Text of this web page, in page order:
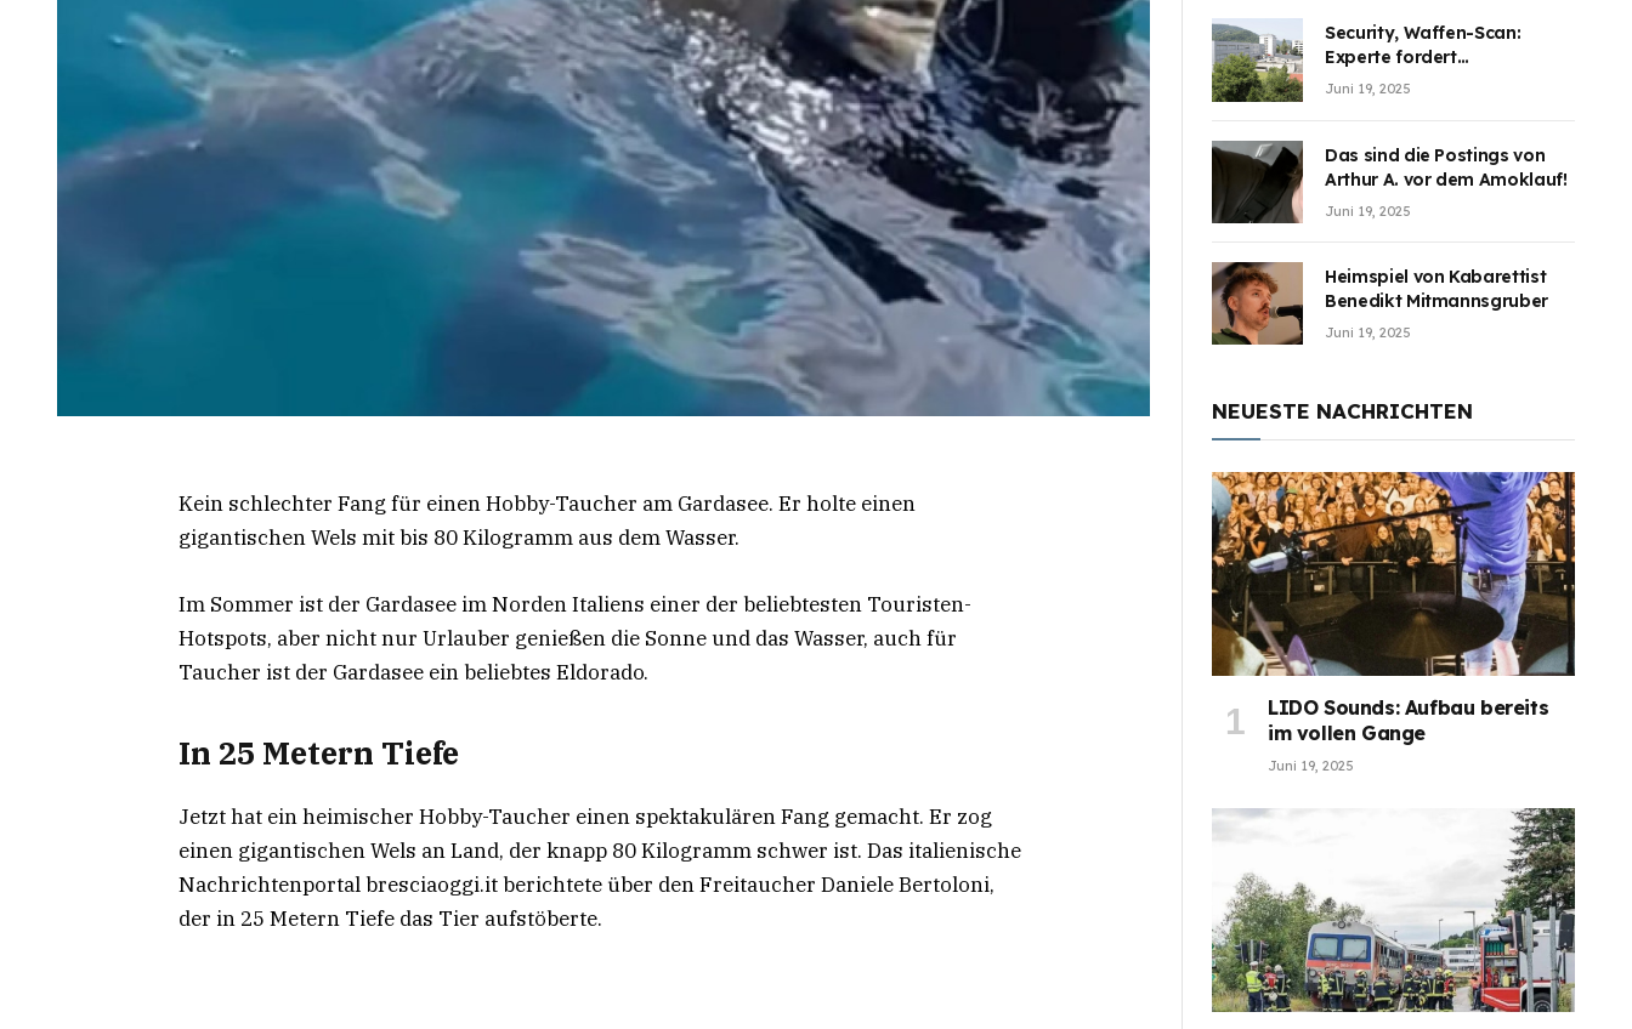
Kein schlechter Fang für einen Hobby-Taucher am Gardasee. Er holte einen
gigantischen Wels mit bis 80 Kilogramm aus dem Wasser.
Im Sommer ist der Gardasee im Norden Italiens einer der beliebtesten Touristen-
Hotspots, aber nicht nur Urlauber genießen die Sonne und das Wasser, auch für
Taucher ist der Gardasee ein beliebtes Eldorado.
In 25 Metern Tiefe
Jetzt hat ein heimischer Hobby-Taucher einen spektakulären Fang gemacht. Er zog
einen gigantischen Wels an Land, der knapp 80 Kilogramm schwer ist. Das italienische
Nachrichtenportal bresciaoggi.it berichtete über den Freitaucher Daniele Bertoloni,
der in 25 Metern Tiefe das Tier aufstöberte.
Security, Waffen-Scan:
Experte fordert
Sicherheitsdiskussion an
Juni 19, 2025
Das sind die Postings von
Arthur A. vor dem Amoklauf!
Juni 19, 2025
Heimspiel von Kabarettist
Benedikt Mitmannsgruber
Juni 19, 2025
NEUESTE NACHRICHTEN
LIDO Sounds: Aufbau bereits
im vollen Gange
Juni 19, 2025